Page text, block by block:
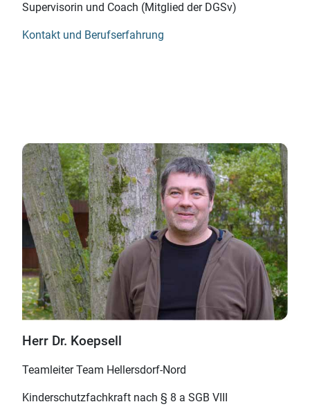
Supervisorin und Coach (Mitglied der DGSv)
Kontakt und Berufserfahrung
Herr Dr. Koepsell
Teamleiter Team Hellersdorf-Nord
Kinderschutzfachkraft nach § 8 a SGB VIII